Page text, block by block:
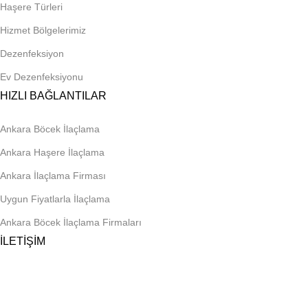
Haşere Türleri
Hizmet Bölgelerimiz
Dezenfeksiyon
Ev Dezenfeksiyonu
HIZLI BAĞLANTILAR
Ankara Böcek İlaçlama
Ankara Haşere İlaçlama
Ankara İlaçlama Firması
Uygun Fiyatlarla İlaçlama
Ankara Böcek İlaçlama Firmaları
İLETİŞİM